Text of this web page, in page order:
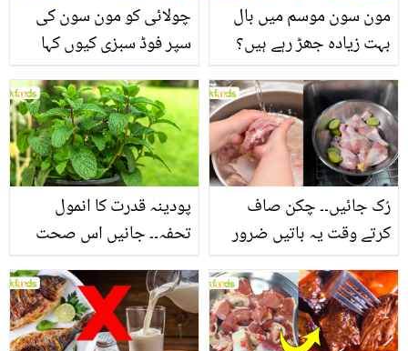
چولائی کو مون سون کی
سپر فوڈ سبزی کیوں کہا
جاتا ہے؟ جانیں وٹامنز،
منرلز اور اینٹی آکسیڈنٹس
سے بھرپور اس سبزی کے
فائدے
مون سون موسم میں بال
بہت زیادہ جھڑ رہے ہیں؟
جانیں بالوں کو مضبوط
بنانے کے چند قدرتی طریقے
پودینہ قدرت کا انمول
تحفہ۔۔ جانیں اس صحت
بخش پتوں کے 10 حیرت
انگیز طبی فوائد
رُک جائیں۔۔ چکن صاف
کرتے وقت یہ باتیں ضرور
یاد رکھیں